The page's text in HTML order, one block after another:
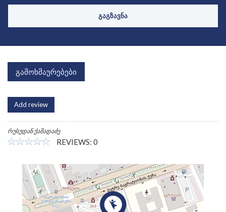
გამოხმაურებები
Add review
რუსუდან ქამადაძე
REVIEWS: 0